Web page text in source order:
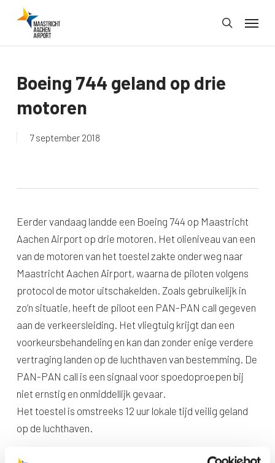
search
Menu
Boeing 744 geland op drie
motoren
7 september 2018
Eerder vandaag landde een Boeing 744 op Maastricht
Aachen Airport op drie motoren. Het olieniveau van een
van de motoren van het toestel zakte onderweg naar
Maastricht Aachen Airport, waarna de piloten volgens
protocol de motor uitschakelden. Zoals gebruikelijk in
zo’n situatie, heeft de piloot een PAN-PAN call gegeven
aan de verkeersleiding. Het vliegtuig krijgt dan een
voorkeursbehandeling en kan dan zonder enige verdere
vertraging landen op de luchthaven van bestemming. De
PAN-PAN call is een signaal voor spoedoproepen bij
niet ernstig en onmiddellijk gevaar.
Het toestel is omstreeks 12 uur lokale tijd veilig geland
op de luchthaven.